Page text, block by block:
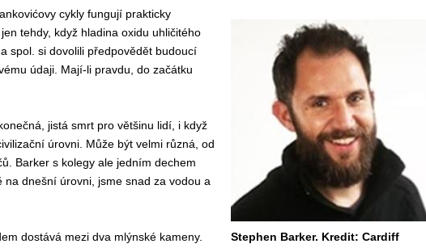
Stephen Barker. Kredit: Cardiff
cykly fungují prakticky
tehdy, když hladina oxidu uhličitého
spol. si dovolili předpovědět budoucí
údaji. Mají-li pravdu, do začátku
jistá smrt pro většinu lidí, i když
úrovni. Může být velmi různá, od
Barker s kolegy ale jedním dechem
dnešní úrovni, jsme snad za vodou a
dostává mezi dva mlýnské kameny.